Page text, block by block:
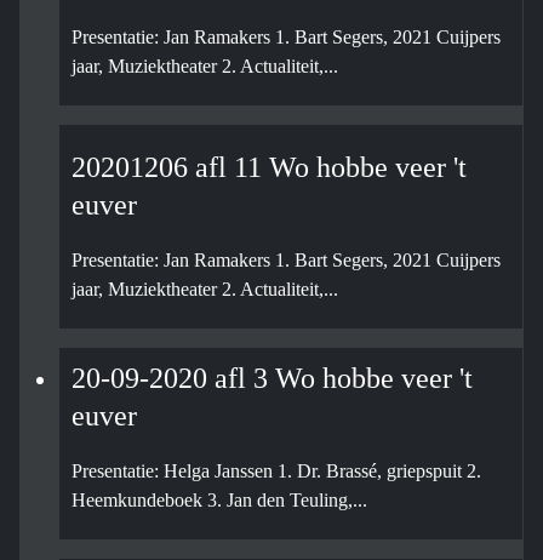
Presentatie: Jan Ramakers 1. Bart Segers, 2021 Cuijpers
jaar, Muziektheater 2. Actualiteit,...
20201206 afl 11 Wo hobbe veer 't
euver
Presentatie: Jan Ramakers 1. Bart Segers, 2021 Cuijpers
jaar, Muziektheater 2. Actualiteit,...
20-09-2020 afl 3 Wo hobbe veer 't
euver
Presentatie: Helga Janssen 1. Dr. Brassé, griepspuit 2.
Heemkundeboek 3. Jan den Teuling,...